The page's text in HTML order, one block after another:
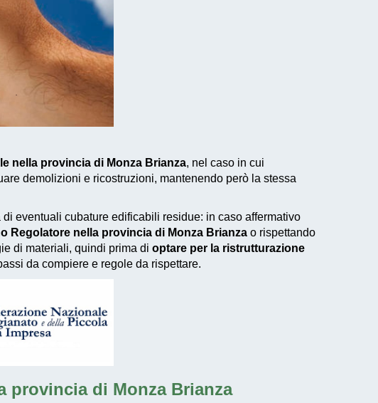
nella provincia di Monza Brianza, nel caso in cui
demolizioni e ricostruzioni, mantenendo però la stessa
eventuali cubature edificabili residue: in caso affermativo
Regolatore nella provincia di Monza Brianza o rispettando
di materiali, quindi prima di optare per la ristrutturazione
da compiere e regole da rispettare.
di Monza Brianza